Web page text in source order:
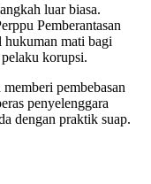
luar biasa.
Pemberantasan
hukuman mati bagi
korupsi.
pembebasan
penyelenggara
dengan praktik suap.